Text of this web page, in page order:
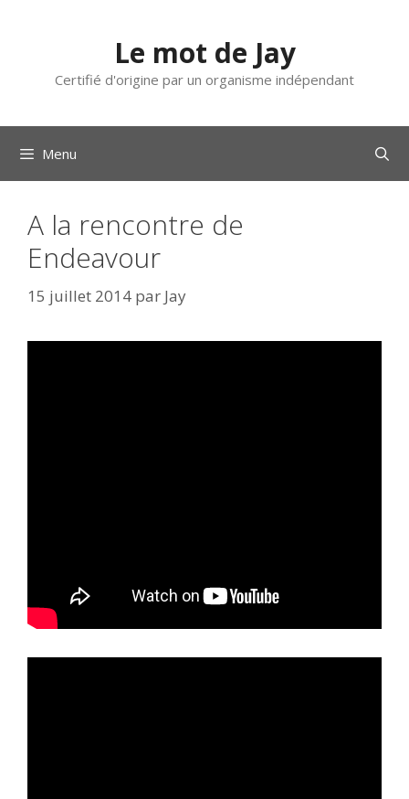
Le mot de Jay
Certifié d'origine par un organisme indépendant
Menu
A la rencontre de
Endeavour
15 juillet 2014 par Jay